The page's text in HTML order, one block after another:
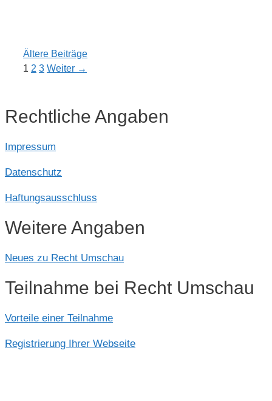
Ältere Beiträge
Seite
1 Seite
2 Seite
3 Weiter →
Rechtliche Angaben
Impressum
Datenschutz
Haftungsausschluss
Weitere Angaben
Neues zu Recht Umschau
Teilnahme bei Recht Umschau
Vorteile einer Teilnahme
Registrierung Ihrer Webseite